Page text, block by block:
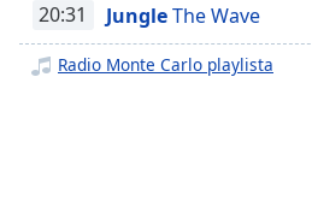
descriptions
off,
20:31 JungleThe Wave
Radio Monte Carlo playlista